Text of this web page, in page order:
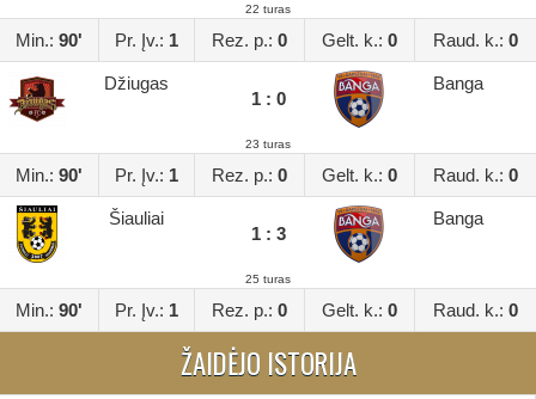
22 turas
Min.: 90' Pr. Įv.: 1 Rez. p.: 0 Gelt. k.: 0 Raud. k.: 0
Džiugas
1 : 0
Banga
23 turas
Min.: 90' Pr. Įv.: 1 Rez. p.: 0 Gelt. k.: 0 Raud. k.: 0
Šiauliai
1 : 3
Banga
25 turas
Min.: 90' Pr. Įv.: 1 Rez. p.: 0 Gelt. k.: 0 Raud. k.: 0
ŽAIDĖJO ISTORIJA